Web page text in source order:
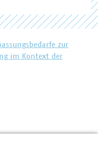
zur
im Kontext der